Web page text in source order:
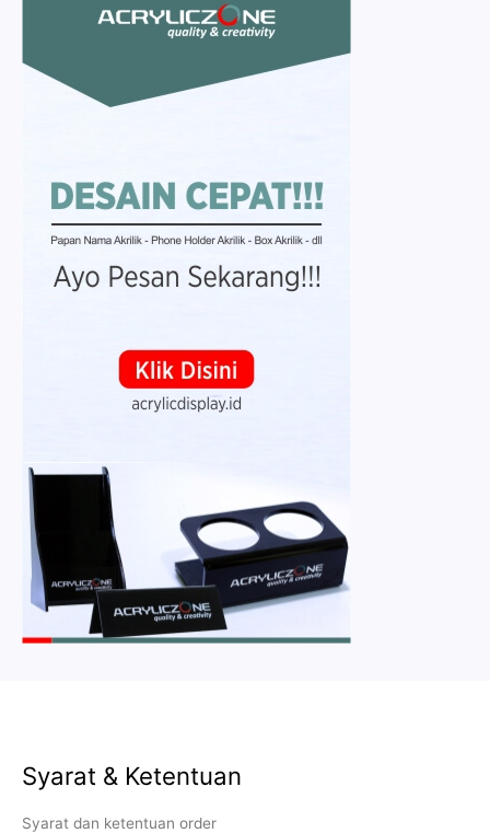
Syarat & Ketentuan
Syarat dan ketentuan order